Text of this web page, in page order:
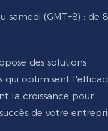
samedi (GMT+8) : de
des solutions
qui optimisent
la croissance pour
de votre